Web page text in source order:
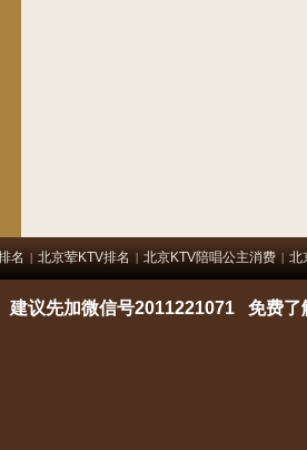
名 | 北京荤KTV排名 | 北京KTV陪唱公主消费 | 北
建议先加微信号2011221071 免费了